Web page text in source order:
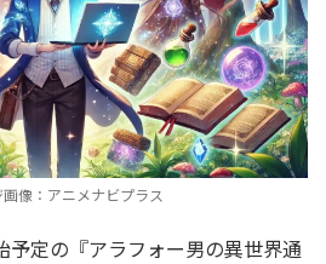
像：アニメナビプラス
予定の『アラフォー男の異世界通